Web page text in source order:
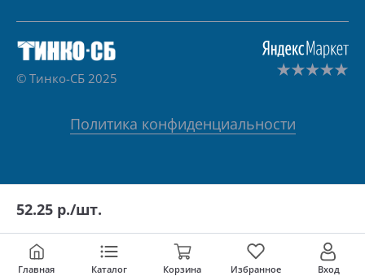
Главная Каталог Вход
Избранное
Корзина
52.25 р./шт.
© Тинко-СБ 2025
Политика конфиденциальности